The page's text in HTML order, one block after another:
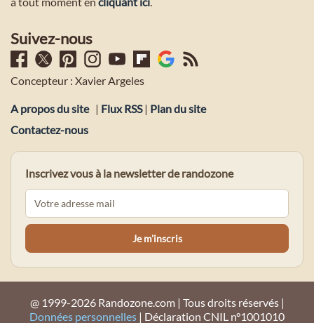
Suivez-nous
Concepteur : Xavier Argeles
A propos du site | Flux RSS| Plan du site
Contactez-nous
Inscrivez vous à la newsletter de randozone
@ 1999-2026 Randozone.com | Tous droits réservés |
Données personnelles | Déclaration CNIL n°1001010